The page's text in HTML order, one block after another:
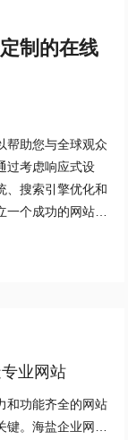
制的在线
帮助您与全球观众
过考虑响应式设
、搜索引擎优化和
一个成功的网站。
业网站
和功能齐全的网站
。海盐企业网站